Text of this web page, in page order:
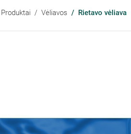
Produktai Vėliavos Rietavo vėliava